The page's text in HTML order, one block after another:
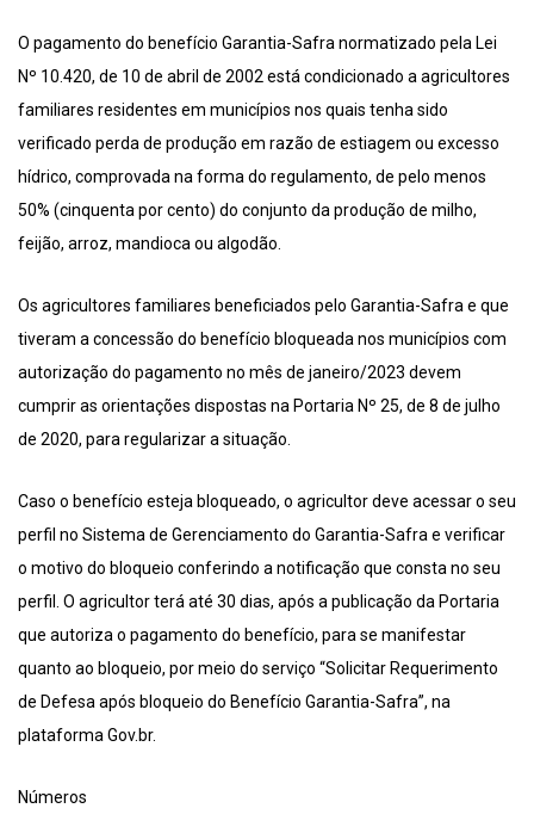
O pagamento do benefício Garantia-Safra normatizado pela Lei
Nº 10.420, de 10 de abril de 2002 está condicionado a agricultores
familiares residentes em municípios nos quais tenha sido
verificado perda de produção em razão de estiagem ou excesso
hídrico, comprovada na forma do regulamento, de pelo menos
50% (cinquenta por cento) do conjunto da produção de milho,
feijão, arroz, mandioca ou algodão.
Os agricultores familiares beneficiados pelo Garantia-Safra e que
tiveram a concessão do benefício bloqueada nos municípios com
autorização do pagamento no mês de janeiro/2023 devem
cumprir as orientações dispostas na Portaria Nº 25, de 8 de julho
de 2020, para regularizar a situação.
Caso o benefício esteja bloqueado, o agricultor deve acessar o seu
perfil no Sistema de Gerenciamento do Garantia-Safra e verificar
o motivo do bloqueio conferindo a notificação que consta no seu
perfil. O agricultor terá até 30 dias, após a publicação da Portaria
que autoriza o pagamento do benefício, para se manifestar
quanto ao bloqueio, por meio do serviço “Solicitar Requerimento
de Defesa após bloqueio do Benefício Garantia-Safra”, na
plataforma Gov.br.
Números